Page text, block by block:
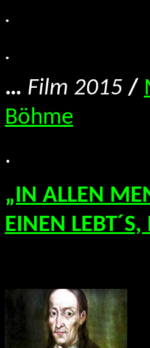
.
.
… Film 2015 /
Böhme
.
„IN ALLEN
EINEN